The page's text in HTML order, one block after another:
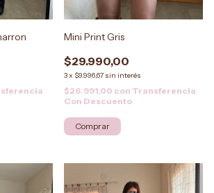
Mini Print Gris
$29.990,00
3x $9.996,67 sin interés
$26.991,00 con Transferencia
Con Descuento